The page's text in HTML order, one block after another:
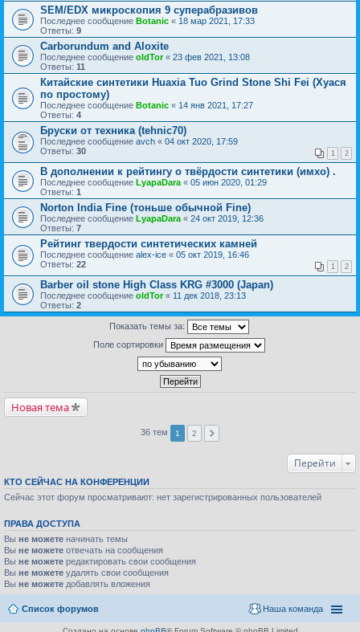
SEM/EDX микроскопия 9 суперабразивов
Последнее сообщение Botanic « 18 мар 2021, 17:33
Ответы: 9
Carborundum and Aloxite
Последнее сообщение oldTor« 23 фев 2021, 13:08
Ответы: 11
Китайские синтетики Huaxia Tuo Grind Stone Shi Fei (Хуася
по простому)
Последнее сообщение Botanic « 14 янв 2021, 17:27
Ответы: 4
Бруски от техника (tehnic70)
Последнее сообщение avch « 04 окт 2020, 17:59
Ответы: 30 1 2
В дополнении к рейтингу о твёрдости синтетики (имхо) .
Последнее сообщение LyapaDara « 05 июн 2020, 01:29
Ответы: 1
Norton India Fine (тоньше обычной Fine)
Последнее сообщение LyapaDara « 24 окт 2019, 12:36
Ответы: 7
Рейтинг твердости синтетических камней
Последнее сообщение alex-ice « 05 окт 2019, 16:46
Ответы: 22 1 2
Barber oil stone High Class KRG #3000 (Japan)
Последнее сообщение oldTor« 11 дек 2018, 23:13
Ответы: 2
Показать темы за:
Поле сортировки
Новая тема
36 тем 1 2
Перейти
КТО СЕЙЧАС НА КОНФЕРЕНЦИИ
Сейчас этот форум просматривают: нет зарегистрированных пользователей
ПРАВА ДОСТУПА
Вы не можете начинать темы
Вы не можете отвечать на сообщения
Вы не можете редактировать свои сообщения
Вы не можете удалять свои сообщения
Вы не можете добавлять вложения
Список форумов Наша команда